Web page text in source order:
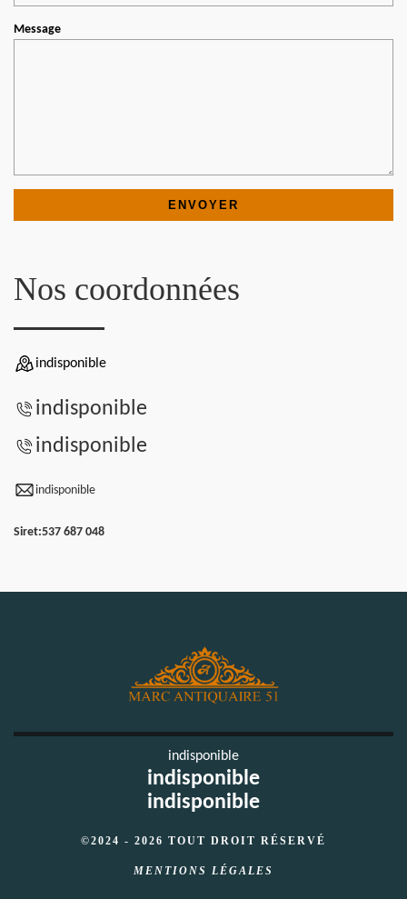
Message
Nos coordonnées
indisponible
indisponible
indisponible
indisponible
Siret:537 687 048
indisponible
indisponible
indisponible
©2024 - 2026 TOUT DROIT RÉSERVÉ
MENTIONS LÉGALES